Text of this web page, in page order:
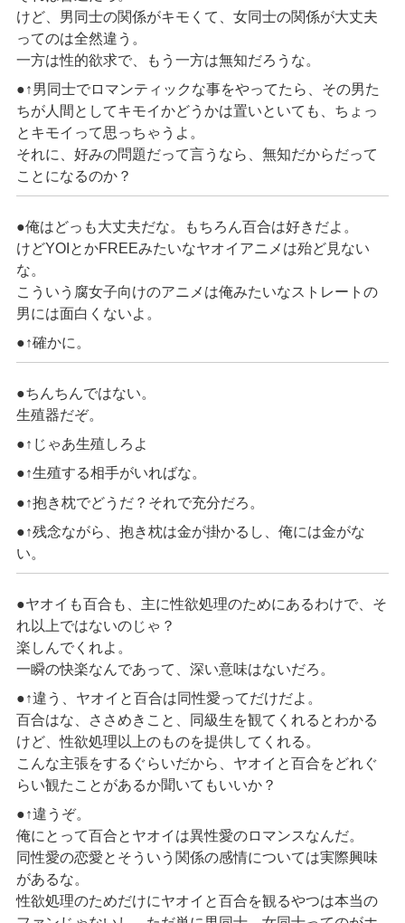
けど、男同士の関係がキモくて、女同士の関係が大丈夫
ってのは全然違う。
一方は性的欲求で、もう一方は無知だろうな。
●↑男同士でロマンティックな事をやってたら、その男た
ちが人間としてキモイかどうかは置いといても、ちょっ
とキモイって思っちゃうよ。
それに、好みの問題だって言うなら、無知だからだって
ことになるのか？
●俺はどっも大丈夫だな。もちろん百合は好きだよ。
けどYOIとかFREEみたいなヤオイアニメは殆ど見ない
な。
こういう腐女子向けのアニメは俺みたいなストレートの
男には面白くないよ。
●↑確かに。
●ちんちんではない。
生殖器だぞ。
●↑じゃあ生殖しろよ
●↑生殖する相手がいればな。
●↑抱き枕でどうだ？それで充分だろ。
●↑残念ながら、抱き枕は金が掛かるし、俺には金がな
い。
●ヤオイも百合も、主に性欲処理のためにあるわけで、そ
れ以上ではないのじゃ？
楽しんでくれよ。
一瞬の快楽なんであって、深い意味はないだろ。
●↑違う、ヤオイと百合は同性愛ってだけだよ。
百合はな、ささめきこと、同級生を観てくれるとわかる
けど、性欲処理以上のものを提供してくれる。
こんな主張をするぐらいだから、ヤオイと百合をどれぐ
らい観たことがあるか聞いてもいいか？
●↑違うぞ。
俺にとって百合とヤオイは異性愛のロマンスなんだ。
同性愛の恋愛とそういう関係の感情については実際興味
があるな。
性欲処理のためだけにヤオイと百合を観るやつは本当の